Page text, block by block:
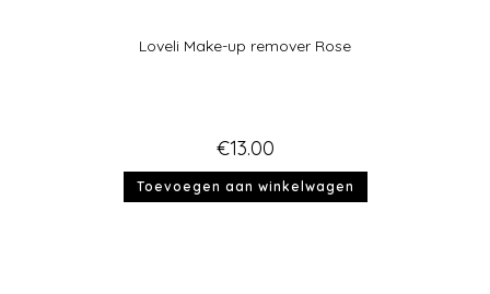
Loveli Make-up remover Rose
€13.00
Toevoegen aan winkelwagen